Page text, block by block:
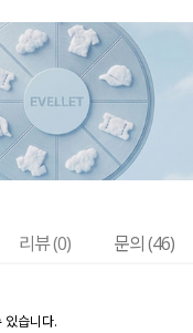
리뷰 (0) 문의 (46)
있습니다.